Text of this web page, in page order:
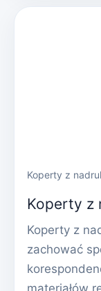
Koperty z
Koperty z
Koperty z
zachować
materiałów